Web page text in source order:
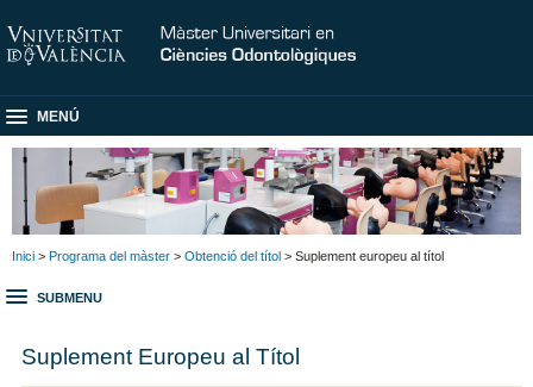
MENÚ
Inici > Programa del màster > Obtenció del títol > Suplement europeu al títol
SUBMENU
Suplement Europeu al Títol